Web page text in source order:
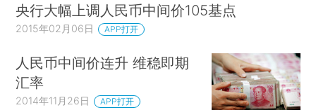
央行大幅上调人民币中间价105基点
2015年02月06日 APP打开
人民币中间价连升 维稳即期
汇率
2014年11月26日 APP打开